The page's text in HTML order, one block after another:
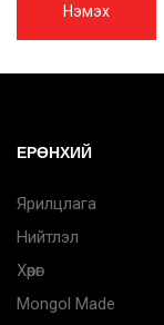
Нэмэх
ЕРӨНХИЙ
Ярилцлага
Нийтлэл
Хөрөг
Mongol Made